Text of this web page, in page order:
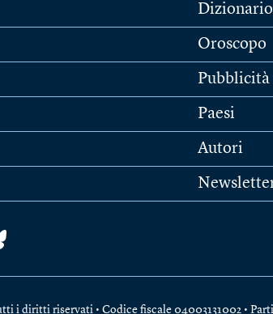
Oroscopo
Pubblicità
Paesi
Autori
i diritti riservati • Codice fiscale 04003131002 •